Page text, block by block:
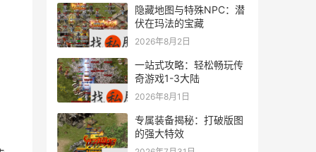
隐藏地图与特殊NPC：潜
伏在玛法的宝藏
2026年8月2日
一站式攻略：轻松畅玩传
奇游戏1-3大陆
2026年8月1日
专属装备揭秘：打破版图
的强大特效